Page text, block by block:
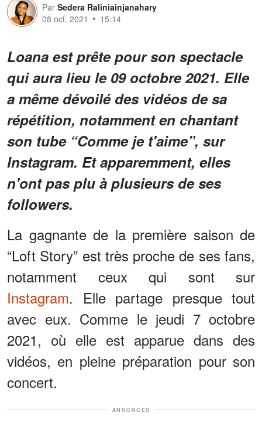
Par Sedera Raliniainjanahary
08 oct. 2021
15:14
Loana est prête pour son spectacle
qui aura lieu le 09 octobre 2021. Elle
a même dévoilé des vidéos de sa
répétition, notamment en chantant
son tube “Comme je t'aime”, sur
Instagram. Et apparemment, elles
n'ont pas plu à plusieurs de ses
followers.
La gagnante de la première saison de
“Loft Story” est très proche de ses fans,
notamment ceux qui sont sur
Instagram. Elle partage presque tout
avec eux. Comme le jeudi 7 octobre
2021, où elle est apparue dans des
vidéos, en pleine préparation pour son
concert.
ANNONCES